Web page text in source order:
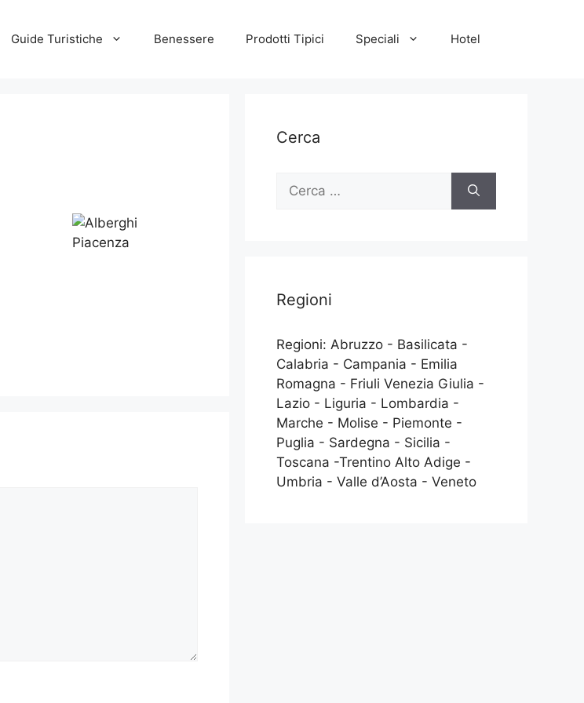
Guide Turistiche Benessere Prodotti Tipici Speciali Hotel
Cerca
Ricerca
Regioni
Regioni: Abruzzo - Basilicata -
Calabria - Campania - Emilia
Romagna - Friuli Venezia Giulia -
Lazio - Liguria - Lombardia -
Marche - Molise - Piemonte -
Puglia - Sardegna - Sicilia -
Toscana -Trentino Alto Adige -
Umbria - Valle d’Aosta - Veneto